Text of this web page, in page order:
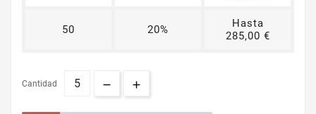
50 20%
Hasta
285,00 €
Cantidad